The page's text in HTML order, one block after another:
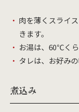
肉を薄くスライ
きます。
お湯は、60℃くら
タレは、お好み
煮込み